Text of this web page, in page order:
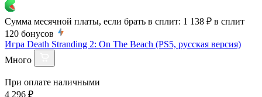
Сумма месячной платы, если брать в сплит: 1 138 ₽ в сплит
120 бонусов
Игра Death Stranding 2: On The Beach (PS5, русская версия)
Много
При оплате наличными
4 296 ₽